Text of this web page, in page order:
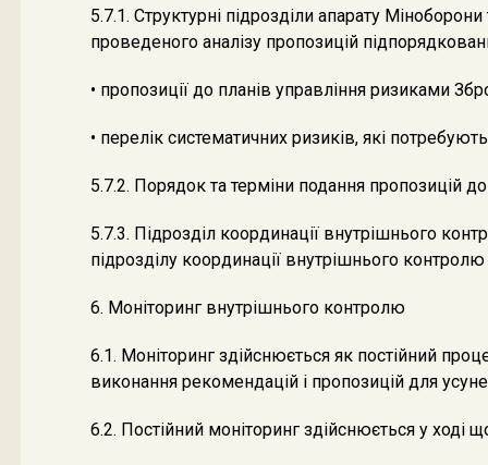
5.7.1. Структурні підрозділи апарату
проведеного аналізу пропозицій
• пропозиції до планів управління ризиками
• перелік систематичних ризиків, які
5.7.2. Порядок та терміни подання пропозицій
5.7.3. Підрозділ координації внутрішнього
підрозділу координації внутрішнього
6. Моніторинг внутрішнього контролю
6.1. Моніторинг здійснюється як постійний
виконання рекомендацій і пропозицій для
6.2. Постійний моніторинг здійснюється у ході